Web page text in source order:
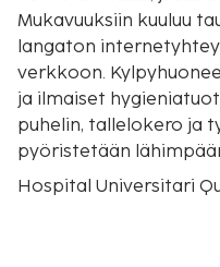
Mukavuuksiin kuuluu
langaton
verkkoon.
ja ilmaiset
puhelin, tallelokero ja
pyöristetään
Hospital Universitari